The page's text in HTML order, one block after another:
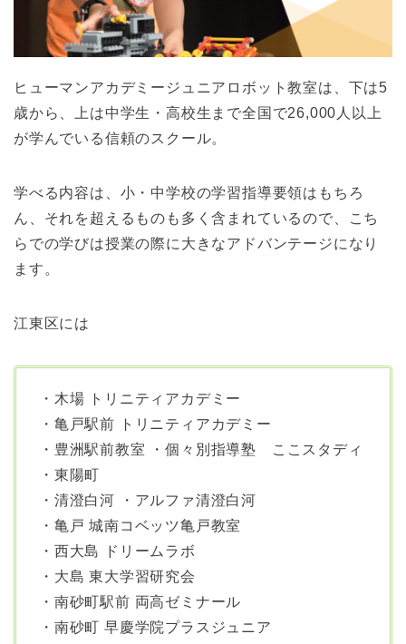
ヒューマンアカデミージュニアロボット教室は、下は5
歳から、上は中学生・高校生まで全国で26,000人以上
が学んでいる信頼のスクール。
学べる内容は、小・中学校の学習指導要領はもちろ
ん、それを超えるものも多く含まれているので、こち
らでの学びは授業の際に大きなアドバンテージになり
ます。
江東区には
・木場 トリニティアカデミー
・亀戸駅前 トリニティアカデミー
・豊洲駅前教室 ・個々別指導塾 ここスタディ
・東陽町
・清澄白河 ・アルファ清澄白河
・亀戸 城南コベッツ亀戸教室
・西大島 ドリームラボ
・大島 東大学習研究会
・南砂町駅前 両高ゼミナール
・南砂町 早慶学院プラスジュニア